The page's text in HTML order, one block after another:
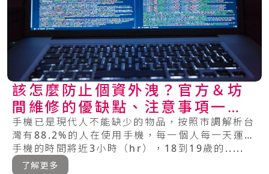
該怎麼防止個資外洩？官方＆坊
間維修的優缺點、注意事項一次
看懂！
手機已是現代人不能缺少的物品，按照市調解析台
灣有88.2%的人在使用手機，每一個人每一天運用
手機的時間將近3小時（hr），18到19歲的.....
了解更多